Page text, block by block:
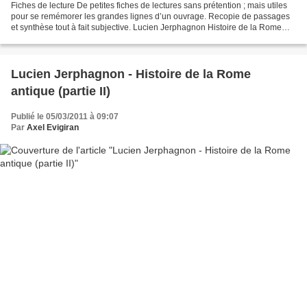
Fiches de lecture De petites fiches de lectures sans prétention ; mais utiles
pour se remémorer les grandes lignes d’un ouvrage. Recopie de passages
et synthèse tout à fait subjective. Lucien Jerphagnon Histoire de la Rome
Lucien Jerphagnon - Histoire de la Rome
antique (partie II)
Publié le 05/03/2011 à 09:07
Par Axel Evigiran